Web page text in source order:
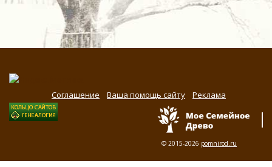
Соглашение Ваша помощь сайту Реклама
© 2015-2026 pomnirod.ru